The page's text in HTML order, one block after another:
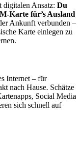
digitalen Ansatz: Du
Karte für’s Ausland
Ankunft verbunden –
Karte einlegen zu
Internet – für
nach Hause. Schätze
Social Media
sich schnell auf